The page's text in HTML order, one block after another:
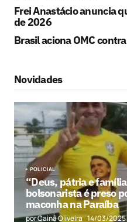
Frei Anastácio anuncia
de 2026
Brasil aciona OMC
Novidades
POLICIAL
“Deus, pátria e
bolsonarista é preso
maconha na Paraíba
por Cainã Oliveira 14/03/2025